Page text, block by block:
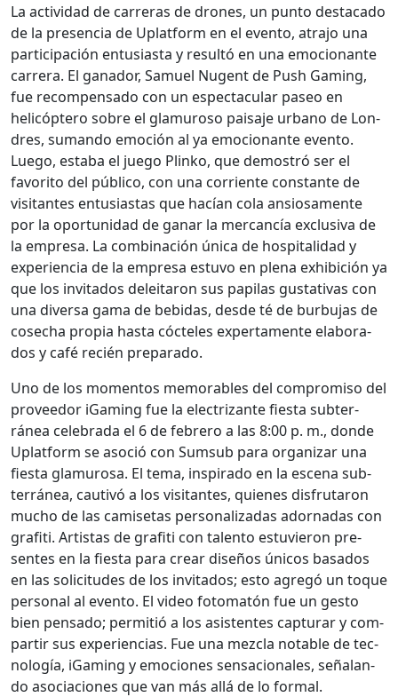
La activi­dad de car­reras de drones, un pun­to desta­ca­do
de la pres­en­cia de Uplat­form en el even­to, atra­jo una
par­tic­i­pación entu­si­as­ta y resultó en una emo­cio­nante
car­rera. El ganador, Samuel Nugent de Push Gam­ing,
fue rec­om­pen­sa­do con un espec­tac­u­lar paseo en
helicóptero sobre el glamuroso paisaje urbano de Lon­
dres, suman­do emo­ción al ya emo­cio­nante even­to.
Luego, esta­ba el juego Plinko, que demostró ser el
favorito del públi­co, con una cor­ri­ente con­stante de
vis­i­tantes entu­si­as­tas que hacían cola ansiosa­mente
por la opor­tu­nidad de ganar la mer­cancía exclu­si­va de
la empre­sa. La com­bi­nación úni­ca de hos­pi­tal­i­dad y
expe­ri­en­cia de la empre­sa estu­vo en ple­na exhibi­ción ya
que los invi­ta­dos deleitaron sus papi­las gus­ta­ti­vas con
una diver­sa gama de bebidas, des­de té de bur­bu­jas de
cosecha propia has­ta cócte­les exper­ta­mente elab­o­ra­
dos y café recién prepara­do.
Uno de los momen­tos mem­o­rables del com­pro­miso del
provee­dor iGam­ing fue la elec­trizante fies­ta sub­ter­
ránea cel­e­bra­da el 6 de febrero a las 8:00 p. m., donde
Uplat­form se aso­ció con Sum­sub para orga­ni­zar una
fies­ta glamurosa. El tema, inspi­ra­do en la esce­na sub­
ter­ránea, cau­tivó a los vis­i­tantes, quienes dis­fru­taron
mucho de las camise­tas per­son­al­izadas ador­nadas con
grafi­ti. Artis­tas de grafi­ti con tal­en­to estu­vieron pre­
sentes en la fies­ta para crear dis­eños úni­cos basa­dos
en las solic­i­tudes de los invi­ta­dos; esto agregó un toque
per­son­al al even­to. El video fotomatón fue un gesto
bien pen­sa­do; per­mi­tió a los asis­tentes cap­turar y com­
par­tir sus expe­ri­en­cias. Fue una mez­cla notable de tec­
nología, iGam­ing y emo­ciones sen­sa­cionales, seña­lan­
do aso­cia­ciones que van más allá de lo for­mal.